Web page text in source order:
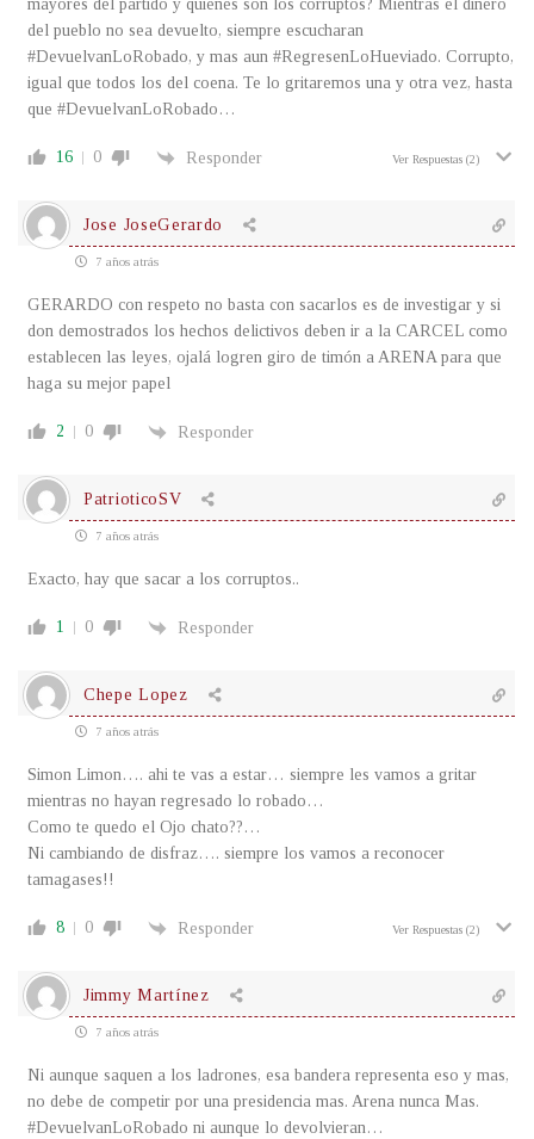
mayores del partido y quienes son los corruptos? Mientras el dinero
del pueblo no sea devuelto, siempre escucharan
#DevuelvanLoRobado, y mas aun #RegresenLoHueviado. Corrupto,
igual que todos los del coena. Te lo gritaremos una y otra vez, hasta
que #DevuelvanLoRobado…
16 0 Responder Ver Respuestas (2)
Jose JoseGerardo
7 años atrás
GERARDO con respeto no basta con sacarlos es de investigar y si
don demostrados los hechos delictivos deben ir a la CARCEL como
establecen las leyes, ojalá logren giro de timón a ARENA para que
haga su mejor papel
2 0 Responder
PatrioticoSV
7 años atrás
Exacto, hay que sacar a los corruptos..
1 0 Responder
Chepe Lopez
7 años atrás
Simon Limon…. ahi te vas a estar… siempre les vamos a gritar
mientras no hayan regresado lo robado…
Como te quedo el Ojo chato??…
Ni cambiando de disfraz…. siempre los vamos a reconocer
tamagases!!
8 0 Responder Ver Respuestas (2)
Jimmy Martínez
7 años atrás
Ni aunque saquen a los ladrones, esa bandera representa eso y mas,
no debe de competir por una presidencia mas. Arena nunca Mas.
#DevuelvanLoRobado ni aunque lo devolvieran…